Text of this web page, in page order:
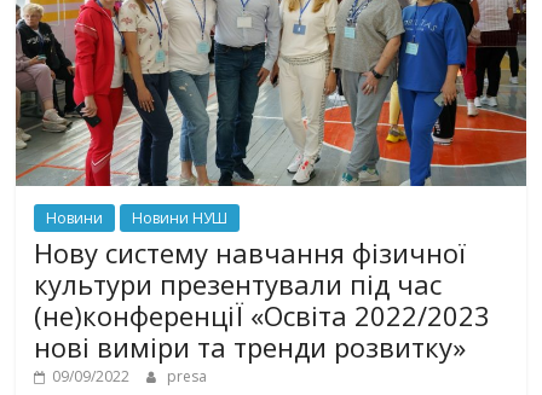
Новини Новини НУШ
Нову систему навчання фізичної
культури презентували під час
(не)конференціЇ «Освіта 2022/2023
нові виміри та тренди розвитку»
09/09/2022 presa